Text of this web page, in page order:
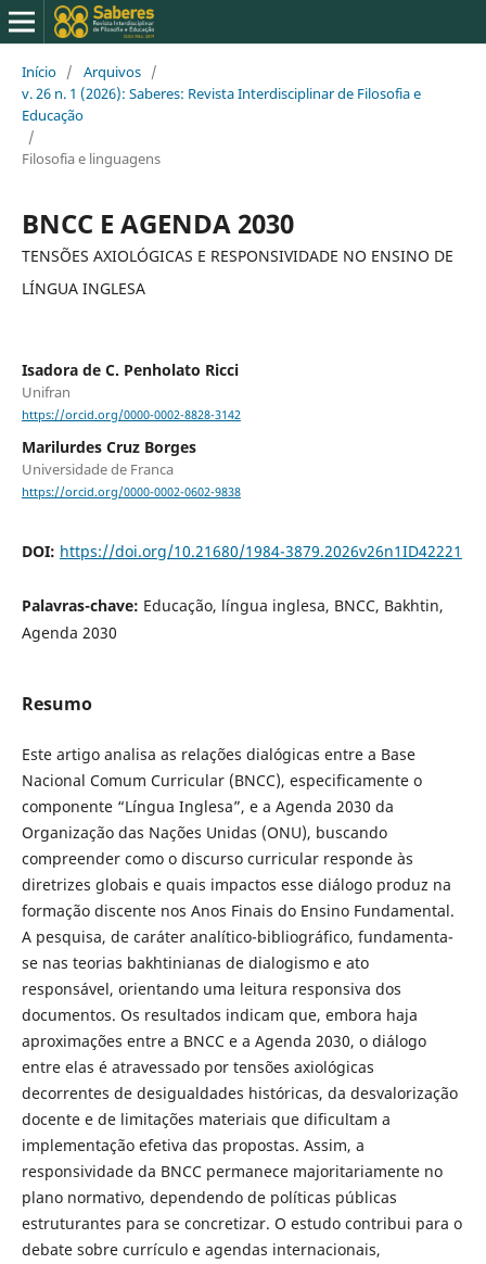
Início / Arquivos /
v. 26 n. 1 (2026): Saberes: Revista Interdisciplinar de Filosofia e
Educação
/
Filosofia e linguagens
BNCC E AGENDA 2030
TENSÕES AXIOLÓGICAS E RESPONSIVIDADE NO ENSINO DE
LÍNGUA INGLESA
Isadora de C. Penholato Ricci
Unifran
https://orcid.org/0000-0002-8828-3142
Marilurdes Cruz Borges
Universidade de Franca
https://orcid.org/0000-0002-0602-9838
DOI: https://doi.org/10.21680/1984-3879.2026v26n1ID42221
Palavras-chave: Educação, língua inglesa, BNCC, Bakhtin,
Agenda 2030
Resumo
Este artigo analisa as relações dialógicas entre a Base
Nacional Comum Curricular (BNCC), especificamente o
componente “Língua Inglesa”, e a Agenda 2030 da
Organização das Nações Unidas (ONU), buscando
compreender como o discurso curricular responde às
diretrizes globais e quais impactos esse diálogo produz na
formação discente nos Anos Finais do Ensino Fundamental.
A pesquisa, de caráter analítico-bibliográfico, fundamenta-
se nas teorias bakhtinianas de dialogismo e ato
responsável, orientando uma leitura responsiva dos
documentos. Os resultados indicam que, embora haja
aproximações entre a BNCC e a Agenda 2030, o diálogo
entre elas é atravessado por tensões axiológicas
decorrentes de desigualdades históricas, da desvalorização
docente e de limitações materiais que dificultam a
implementação efetiva das propostas. Assim, a
responsividade da BNCC permanece majoritariamente no
plano normativo, dependendo de políticas públicas
estruturantes para se concretizar. O estudo contribui para o
debate sobre currículo e agendas internacionais,